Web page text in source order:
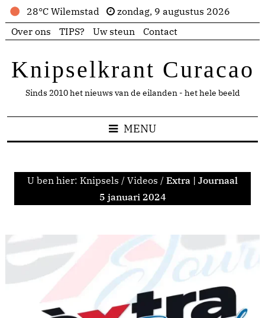
28°C Wilemstad
zondag, 9 augustus 2026
Over ons
TIPS? Uw steun Contact
Knipselkrant Curacao
Sinds 2010 het nieuws van de eilanden - het hele beeld
MENU
U ben hier: Knipsels / Videos / Extra | Journaal
5 januari 2024